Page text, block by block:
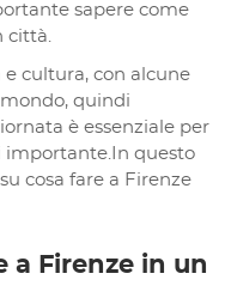
sapere come
città.
cultura, con alcune
quindi
è essenziale per
importante.In questo
cosa fare a Firenze
a Firenze in un